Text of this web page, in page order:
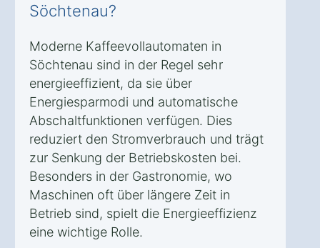
Söchtenau?
Moderne Kaffeevollautomaten in
Söchtenau sind in der Regel sehr
energieeffizient, da sie über
Energiesparmodi und automatische
Abschaltfunktionen verfügen. Dies
reduziert den Stromverbrauch und trägt
zur Senkung der Betriebskosten bei.
Besonders in der Gastronomie, wo
Maschinen oft über längere Zeit in
Betrieb sind, spielt die Energieeffizienz
eine wichtige Rolle.